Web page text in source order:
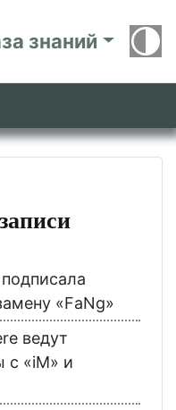
знаний
«FaNg»
ведут
с «iM» и